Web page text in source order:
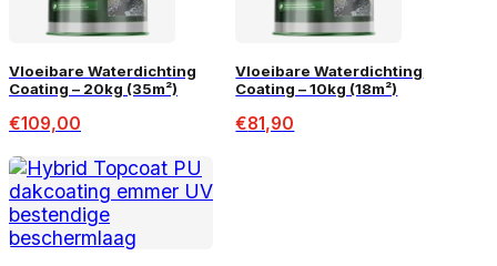
Vloeibare Waterdichting
Coating – 20kg (35m²)
€109,00
Vloeibare Waterdichting
Coating – 10kg (18m²)
€81,90